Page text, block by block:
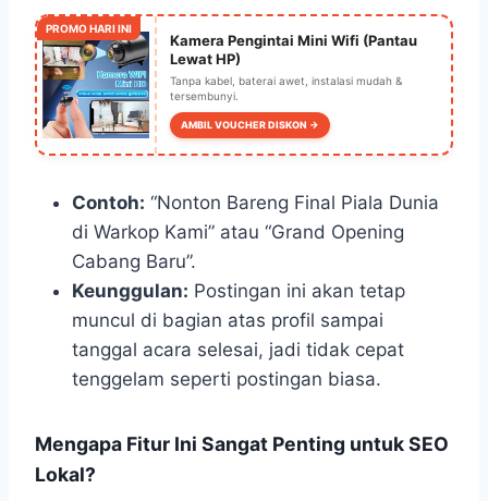
PROMO HARI INI
Kamera Pengintai Mini Wifi (Pantau
Lewat HP)
Tanpa kabel, baterai awet, instalasi mudah &
tersembunyi.
AMBIL VOUCHER DISKON →
Contoh: “Nonton Bareng Final Piala Dunia
di Warkop Kami” atau “Grand Opening
Cabang Baru”.
Keunggulan: Postingan ini akan tetap
muncul di bagian atas profil sampai
tanggal acara selesai, jadi tidak cepat
tenggelam seperti postingan biasa.
Mengapa Fitur Ini Sangat Penting untuk SEO
Lokal?